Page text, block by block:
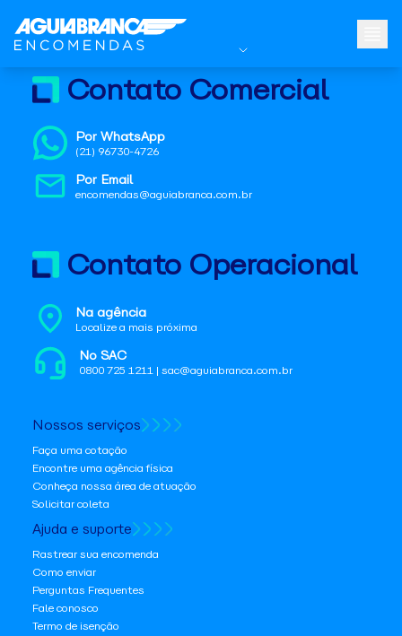
Contato Comercial
Por WhatsApp
(21) 96730-4726
Por Email
encomendas@aguiabranca.com.br
Contato Operacional
Na agência
Localize a mais próxima
No SAC
0800 725 1211 | sac@aguiabranca.com.br
Nossos serviços
Faça uma cotação
Encontre uma agência física
Conheça nossa área de atuação
Solicitar coleta
Ajuda e suporte
Rastrear sua encomenda
Como enviar
Perguntas Frequentes
Fale conosco
Termo de isenção